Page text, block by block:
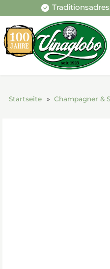
Startseite Champagner &